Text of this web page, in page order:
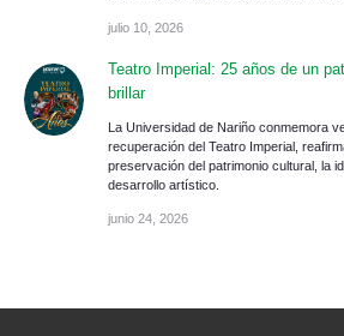
julio 10, 2026
Teatro Imperial: 25 años de un
brillar
La Universidad de Nariño conmemora
recuperación del Teatro Imperial,
preservación del patrimonio cultural, la
desarrollo artístico.
junio 24, 2026